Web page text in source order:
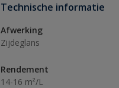
Technische informatie
Afwerking
Zijdeglans
Rendement
14-16 m²/L